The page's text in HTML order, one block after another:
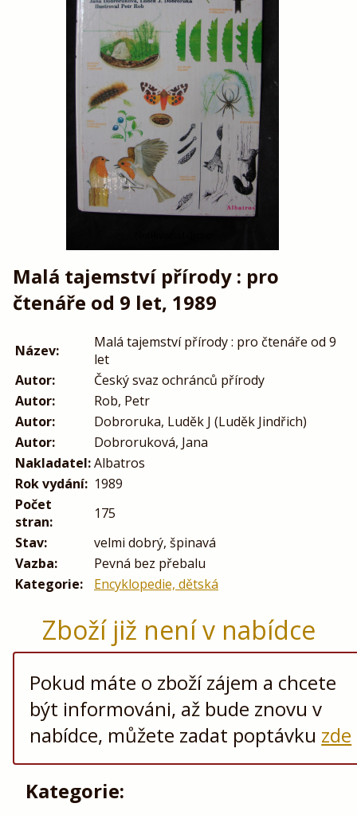
Malá tajemství přírody : pro
čtenáře od 9 let, 1989
Název:
Malá tajemství přírody : pro čtenáře od 9
let
Autor:
Český svaz ochránců přírody
Autor:
Rob, Petr
Autor:
Dobroruka, Luděk J (Luděk Jindřich)
Autor:
Dobroruková, Jana
Nakladatel:Albatros
Rok vydání: 1989
Počet
stran:
175
Stav:
velmi dobrý, špinavá
Vazba:
Pevná bez přebalu
Kategorie:
Encyklopedie, dětská
Zboží již není v nabídce
Pokud máte o zboží zájem a chcete
být informováni, až bude znovu v
nabídce, můžete zadat poptávku zde
Kategorie: